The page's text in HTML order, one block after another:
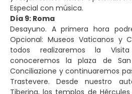
Especial con música.
Día 9: Roma
Desayuno. A primera hora
Opcional: Museos Vaticanos y
todos realizaremos la
conoceremos la plaza de
Conciliazione y continuaremos
Trastevere. Desde nuestro
Tiberina, los templos de